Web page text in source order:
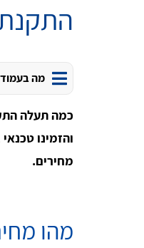
מה בעמוד
כמה תעלה
והזמינו
מחירים.
מהו